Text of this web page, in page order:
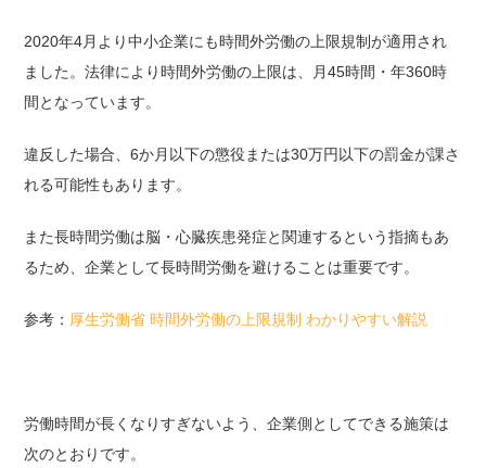
2020年4月より中小企業にも時間外労働の上限規制が適用され
ました。法律により時間外労働の上限は、⽉45時間・年360時
間となっています。
違反した場合、6か⽉以下の懲役または30万円以下の罰⾦が課さ
れる可能性もあります。
また長時間労働は脳・心臓疾患発症と関連するという指摘もあ
るため、企業として長時間労働を避けることは重要です。
参考： 厚生労働省 時間外労働の上限規制 わかりやすい解説
労働時間が長くなりすぎないよう、企業側としてできる施策は
次のとおりです。